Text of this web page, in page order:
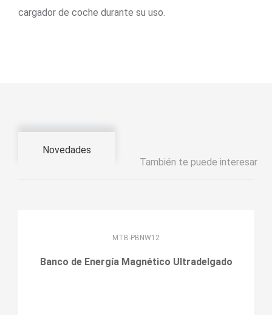
cargador de coche durante su uso.
Novedades
También te puede interesar
MTB-PBNW12
Banco de Energía Magnético Ultradelgado